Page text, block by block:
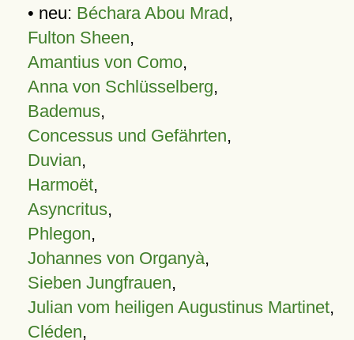
• neu: Béchara Abou Mrad,
Fulton Sheen,
Amantius von Como,
Anna von Schlüsselberg,
Bademus,
Concessus und Gefährten,
Duvian,
Harmoët,
Asyncritus,
Phlegon,
Johannes von Organyà,
Sieben Jungfrauen,
Julian vom heiligen Augustinus Martinet,
Cléden,